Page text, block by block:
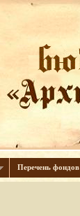
Перечень фондов